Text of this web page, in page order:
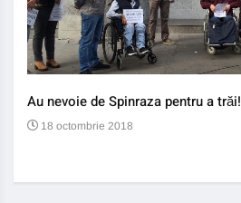
Au nevoie de Spinraza pentru a trăi!
18 octombrie 2018